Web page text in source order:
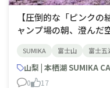
【圧倒的な「ピンク
ャンプ場の朝、澄んだ
マです。 濃いピンク
や、優雅な「オータム
の芝桜が咲き誇り、残
SUMIKA 富士山 富士五
山梨 | 本栖湖 SUMIKA
0 17